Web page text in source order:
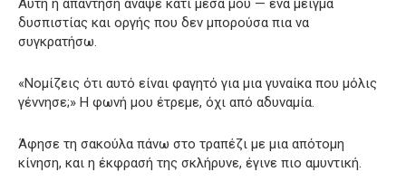
Αυτή η απάντηση άναψε κάτι μέσα μου — ένα μείγμα
δυσπιστίας και οργής που δεν μπορούσα πια να
συγκρατήσω.
«Νομίζεις ότι αυτό είναι φαγητό για μια γυναίκα που μόλις
γέννησε;» Η φωνή μου έτρεμε, όχι από αδυναμία.
Άφησε τη σακούλα πάνω στο τραπέζι με μια απότομη
κίνηση, και η έκφρασή της σκλήρυνε, έγινε πιο αμυντική.